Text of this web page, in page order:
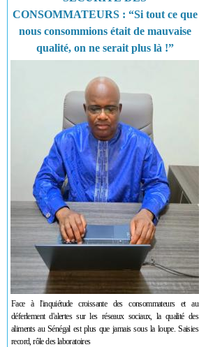
CONSOMMATEURS : “Si tout ce que
nous consommions était de mauvaise
qualité, on ne serait plus là !”
Face à l'inquiétude croissante des consommateurs et au
déferlement d'alertes sur les réseaux sociaux, la qualité des
aliments au Sénégal est plus que jamais sous la loupe. Saisies
record, rôle des laboratoires